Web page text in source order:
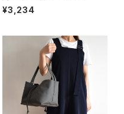
¥3,234